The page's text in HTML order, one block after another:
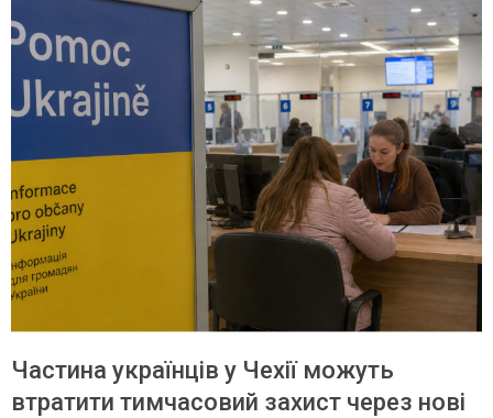
Частина українців у Чехії можуть
втратити тимчасовий захист через нові